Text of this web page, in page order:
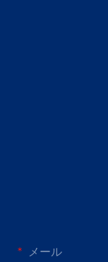
メール